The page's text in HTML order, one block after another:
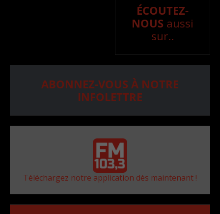
ÉCOUTEZ-
NOUS aussi
sur..
ABONNEZ-VOUS À NOTRE
INFOLETTRE
Téléchargez notre application dès maintenant !